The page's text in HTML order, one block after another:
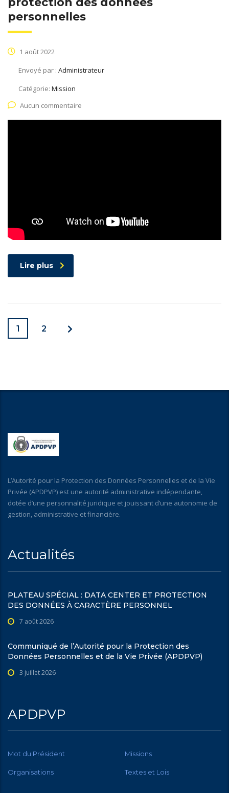
personnelles
1 août 2022
Envoyé par : Administrateur
Catégorie: Mission
Aucun commentaire
Lire plus
1 2
L’Autorité pour la Protection des Données Personnelles et de la Vie
Privée (APDPVP) est une autorité administrative indépendante,
dotée d’une personnalité juridique et jouissant d’une autonomie de
gestion, administrative et financière.
Actualités
PLATEAU SPÉCIAL : DATA CENTER ET PROTECTION
DES DONNÉES À CARACTÈRE PERSONNEL
7 août 2026
Communiqué de l’Autorité pour la Protection des
Données Personnelles et de la Vie Privée (APDPVP)
3 juillet 2026
APDPVP
Mot du Président Missions
Organisations Textes et Lois